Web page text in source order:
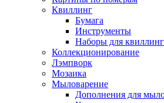
Квиллинг
Бумага
Инструменты
Наборы для
Коллекционирование
Лэмпворк
Мозаика
Мыловарение
Дополнения для